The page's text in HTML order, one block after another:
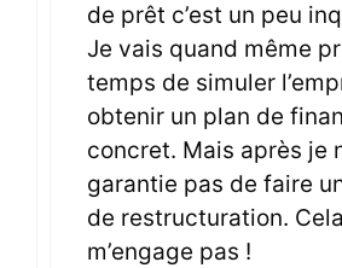
de prêt c’est un peu
Je vais quand même
temps de simuler
obtenir un plan de
concret. Mais après je
garantie pas de faire
de restructuration.
m’engage pas !